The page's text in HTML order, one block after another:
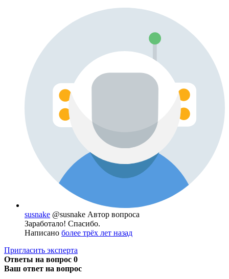
susnake @susnake Автор вопроса
Заработало! Спасибо.
Написано более трёх лет назад
Пригласить эксперта
Ответы на вопрос 0
Ваш ответ на вопрос